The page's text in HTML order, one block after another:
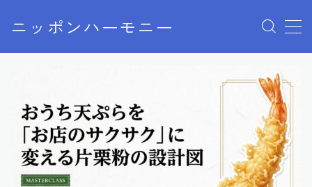
ニッポンハーモニー
MENU
特定商取引法に基づく表記
お問い合わせ